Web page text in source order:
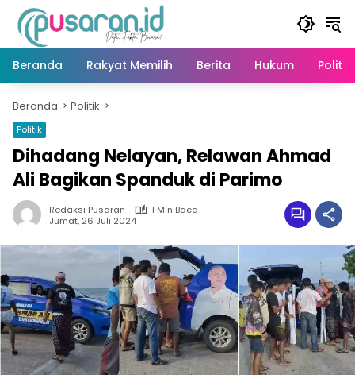
Langsung
konten
Beranda
Rakyat Memilih Berita Hukum Politik
Beranda Politik
Politik
Dihadang Nelayan, Relawan Ahmad
Ali Bagikan Spanduk di Parimo
Redaksi Pusaran
1 Min Baca
Jumat, 26 Juli 2024